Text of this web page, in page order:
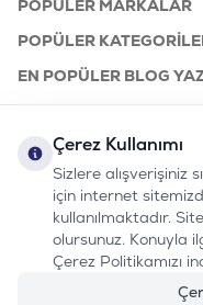
POPÜLER MARKALAR
POPÜLER
EN POPÜLER BLOG
KURUMSAL
bizi takip edin:
Instagram
Youtube
TiktokFacebook
Linkedin
www.evinemama.com
Çerez Kullanımı
Sizlere alışverişiniz
için internet
kullanılmaktadır.
olursunuz. Konuyla
Çerez Politikamızı